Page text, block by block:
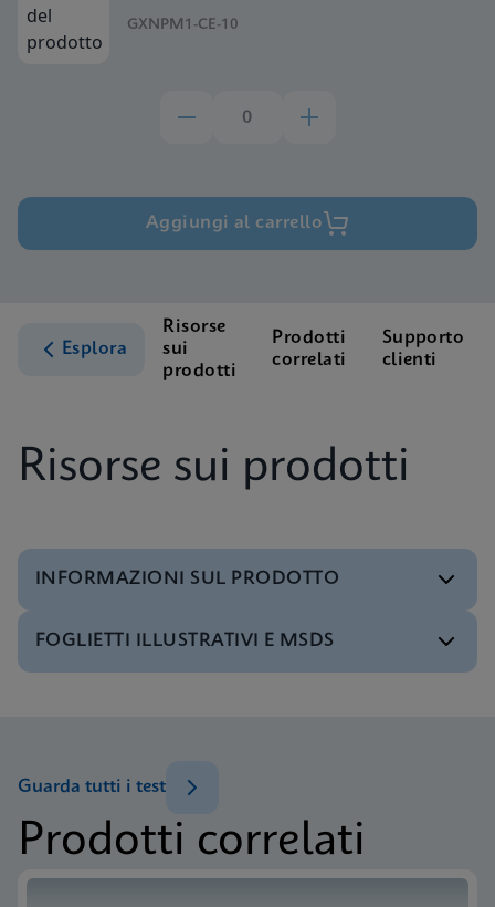
GXNPM1-CE-10
Aggiungi al carrello
Esplora
Risorse
sui
prodotti
Prodotti
correlati
Supporto
clienti
Risorse sui prodotti
INFORMAZIONI SUL PRODOTTO
Menu di prova
Test Menu CE-IVD (English) (GeneXpert System)
Menu di prova
ITA
FOGLIETTI ILLUSTRATIVI E MSDS
ENG
Prodotti correlati
Guarda tutti i test